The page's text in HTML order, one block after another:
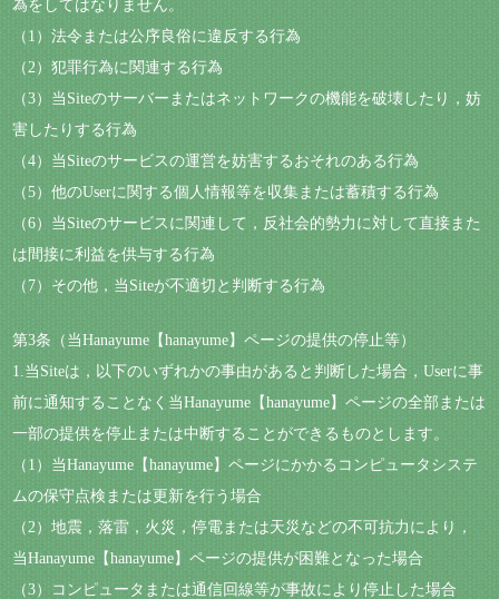
為をしてはなりません。
（1）法令または公序良俗に違反する行為
（2）犯罪行為に関連する行為
（3）当Siteのサーバーまたはネットワークの機能を破壊したり，妨
害したりする行為
（4）当Siteのサービスの運営を妨害するおそれのある行為
（5）他のUserに関する個人情報等を収集または蓄積する行為
（6）当Siteのサービスに関連して，反社会的勢力に対して直接また
は間接に利益を供与する行為
（7）その他，当Siteが不適切と判断する行為
第3条（当Hanayume【hanayume】ページの提供の停止等）
1.当Siteは，以下のいずれかの事由があると判断した場合，Userに事
前に通知することなく当Hanayume【hanayume】ページの全部または
一部の提供を停止または中断することができるものとします。
（1）当Hanayume【hanayume】ページにかかるコンピュータシステ
ムの保守点検または更新を行う場合
（2）地震，落雷，火災，停電または天災などの不可抗力により，
当Hanayume【hanayume】ページの提供が困難となった場合
（3）コンピュータまたは通信回線等が事故により停止した場合